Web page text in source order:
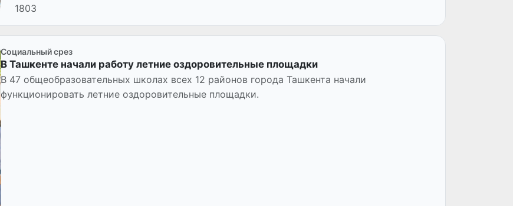
1803
Социальный срез
В Ташкенте начали работу летние оздоровительные площадки
В 47 общеобразовательных школах всех 12 районов города Ташкента начали
функционировать летние оздоровительные площадки.